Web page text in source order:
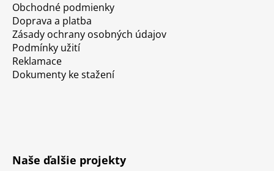
Obchodné podmienky
Doprava a platba
Zásady ochrany osobných údajov
Podmínky užití
Reklamace
Dokumenty ke stažení
Naše ďalšie projekty